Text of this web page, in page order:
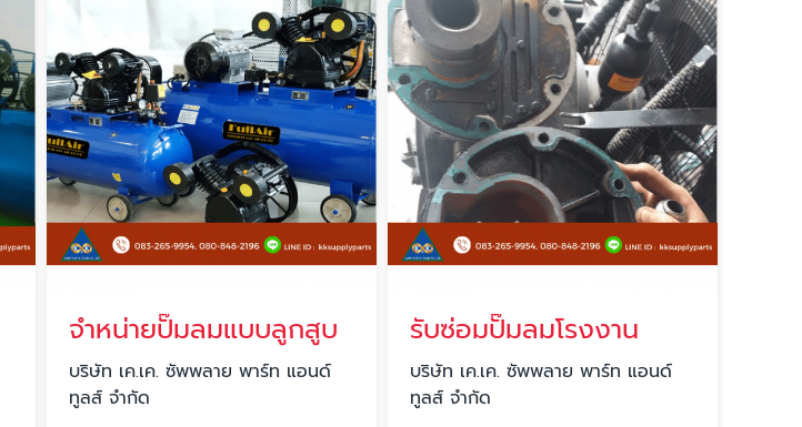
จำหน่ายปั๊มลมแบบลูกสูบ
บริษัท เค.เค. ซัพพลาย พาร์ท แอนด์
ทูลส์ จำกัด
รับซ่อมปั๊มลมโรงงาน
บริษัท เค.เค. ซัพพลาย พาร์ท แอนด์
ทูลส์ จำกัด